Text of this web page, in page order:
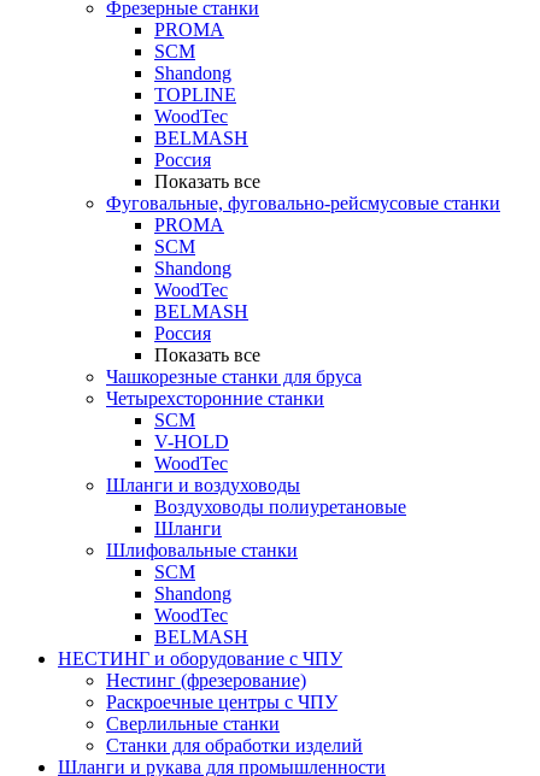
Фрезерные станки
PROMA
SCM
Shandong
TOPLINE
WoodTec
BELMASH
Россия
Показать все
Фуговальные, фуговально-рейсмусовые станки
PROMA
SCM
Shandong
WoodTec
BELMASH
Россия
Показать все
Чашкорезные станки для бруса
Четырехсторонние станки
SCM
V-HOLD
WoodTec
Шланги и воздуховоды
Воздуховоды полиуретановые
Шланги
Шлифовальные станки
SCM
Shandong
WoodTec
BELMASH
НЕСТИНГ и оборудование с ЧПУ
Нестинг (фрезерование)
Раскроечные центры с ЧПУ
Сверлильные станки
Станки для обработки изделий
Шланги и рукава для промышленности